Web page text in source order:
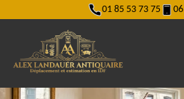
01 85 53 73 75